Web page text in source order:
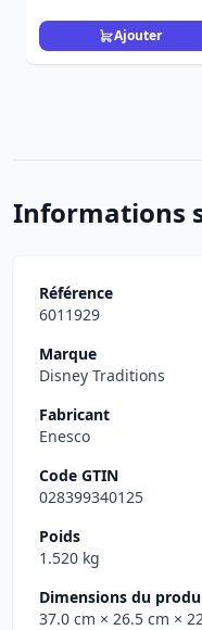
Ajouter
Informations
Référence
6011929
Marque
Disney Traditions
Fabricant
Enesco
Code GTIN
028399340125
Poids
1.520 kg
Dimensions du
37.0 cm × 26.5 cm ×